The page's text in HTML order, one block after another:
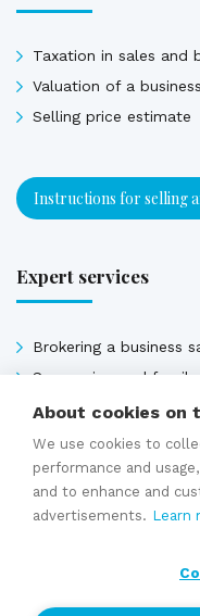
Taxation in sales and
Valuation of a business
Selling price estimate
Instructions for selling
Expert services
Brokering a business
Succession and family
Valuation
Selling price estimate
Sales contracts
About cookies on
We use cookies to
performance and
and to enhance and
advertisements. Learn